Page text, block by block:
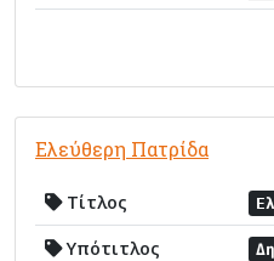
Ελεύθερη Πατρίδα
Τίτλος
Υπότιτλος